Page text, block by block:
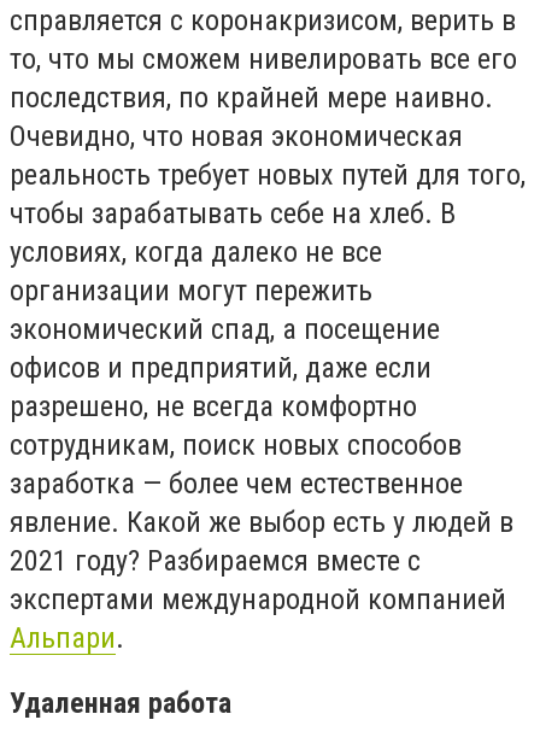
справляется с коронакризисом, верить в
то, что мы сможем нивелировать все его
последствия, по крайней мере наивно.
Очевидно, что новая экономическая
реальность требует новых путей для того,
чтобы зарабатывать себе на хлеб. В
условиях, когда далеко не все
организации могут пережить
экономический спад, а посещение
офисов и предприятий, даже если
разрешено, не всегда комфортно
сотрудникам, поиск новых способов
заработка — более чем естественное
явление. Какой же выбор есть у людей в
2021 году? Разбираемся вместе с
экспертами международной компанией
Альпари.
Удаленная работа